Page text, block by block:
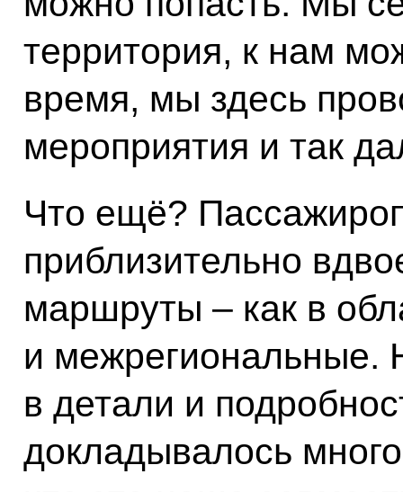
территория, к нам
время, мы здесь
мероприятия и так
Что ещё?
приблизительно
маршруты – как в
и межрегиональные.
в детали и
докладывалось